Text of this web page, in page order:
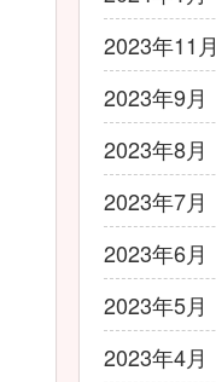
2023年11月
2023年9月
2023年8月
2023年7月
2023年6月
2023年5月
2023年4月